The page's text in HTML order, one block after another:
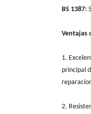
BS 1387:
Ventajas
1.
principal
2.